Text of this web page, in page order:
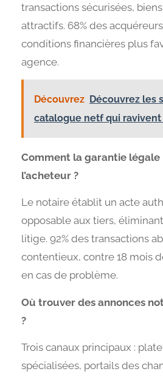
transactions sécurisées,
attractifs. 68% des
conditions financières plus
agence.
Découvrez Découvrez les
catalogue netf qui ravivent
Comment la garantie
l’acheteur ?
Le notaire établit un acte
opposable aux tiers,
litige. 92% des transactions
contentieux, contre 18 mois
en cas de problème.
Où trouver des annonces
?
Trois canaux principaux :
spécialisées, portails des